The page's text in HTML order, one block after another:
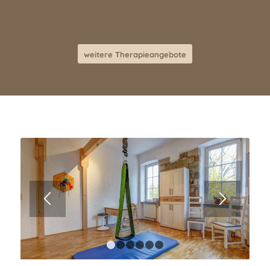
weitere Therapieangebote
1 2 3 4 5 6